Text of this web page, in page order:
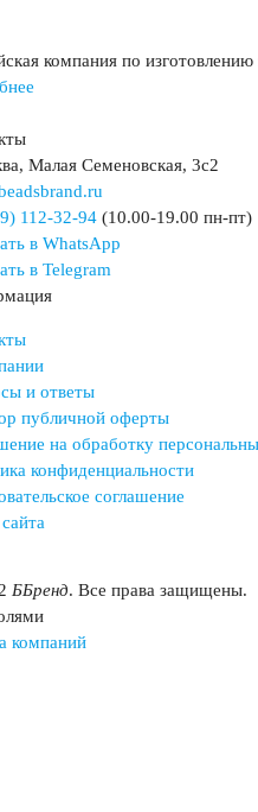
компания по
Малая Семеновская, 3с2
112-32-94 (10.00-19.00 пн-пт)
в WhatsApp
в Telegram
и ответы
публичной оферты
на обработку
конфиденциальности
соглашение
ББренд. Все права защищены.
компаний